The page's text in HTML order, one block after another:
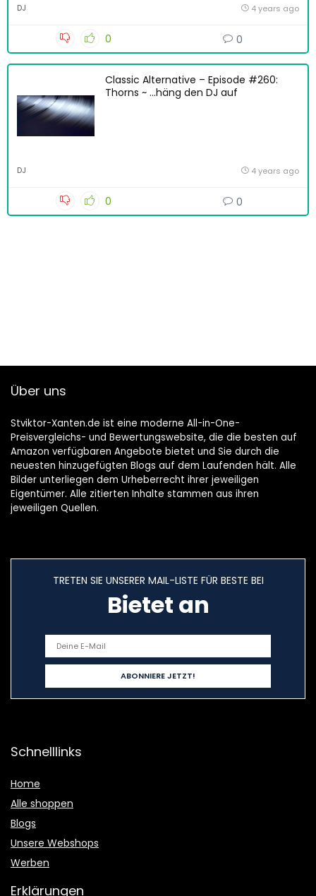
DJ 4 years ago
0 0
Classic Alternative – Episode #260:
Thorns ~ …häng den DJ auf
DJ 4 years ago
0 0
casino770
Über uns
Stviktor-Xanten.de ist eine moderne All-in-One-
Preisvergleichs- und Bewertungswebsite, die die besten auf
Amazon verfügbaren Angebote bietet und Sie durch die
neuesten hinzugefügten Blogs auf dem Laufenden hält. Alle
Bilder unterliegen dem Urheberrecht ihrer jeweiligen
Eigentümer. Alle zitierten Inhalte stammen aus ihren
jeweiligen Quellen.
TRETEN SIE UNSERER MAIL-LISTE FÜR BESTE BEI
Bietet an
Schnelllinks
Home
Alle shoppen
Blogs
Unsere Webshops
Werben
Erklärungen